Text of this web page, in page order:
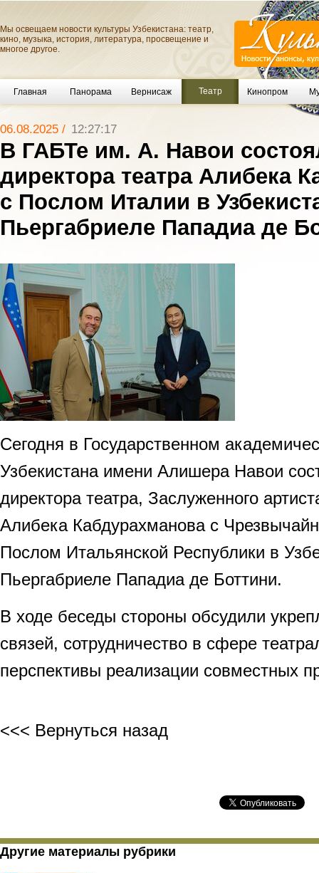
Мы освещаем новости культуры Узбекистана: театр,
кино, музыка, история, литература, просвещение и
многое другое.
Главная Панорама Вернисаж Театр Кинопром
06.08.2025 / 12:27:17
В ГАБТе им. А. Навои
директора театра Алибека
с Послом Италии в
Пьергабриеле Пападиа де
Сегодня в Государственном
Узбекистана имени Алишера Навои
директора театра, Заслуженного
Алибека Кабдурахманова с
Послом Итальянской Республики в
Пьергабриеле Пападиа де Боттини.
В ходе беседы стороны обсудили
связей, сотрудничество в сфере
перспективы реализации совместных
<<< Вернуться назад
Другие материалы рубрики